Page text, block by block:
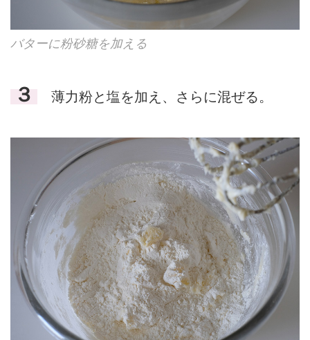
バターに粉砂糖を加える
３ 薄力粉と塩を加え、さらに混ぜる。